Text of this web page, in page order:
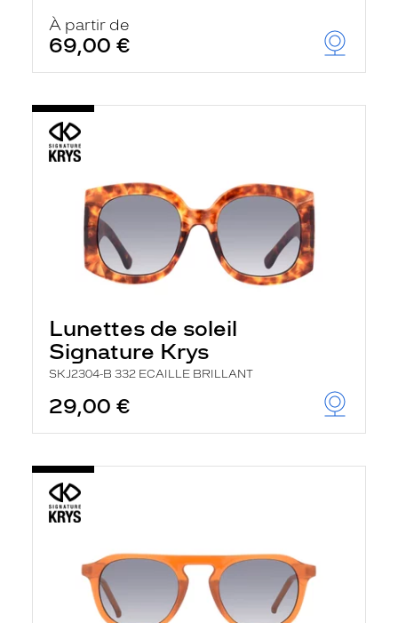
À partir de
69,00 €
Lunettes de soleil
Signature Krys
SKJ2304-B 332 ECAILLE BRILLANT
29,00 €